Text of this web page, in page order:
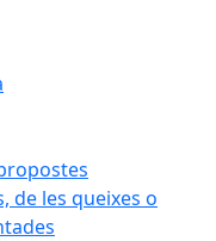
de les queixes o